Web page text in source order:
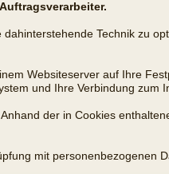
Technik zu
Websiteserver auf Ihre
und Ihre Verbindung zum
der in Cookies
mit personenbezogenen